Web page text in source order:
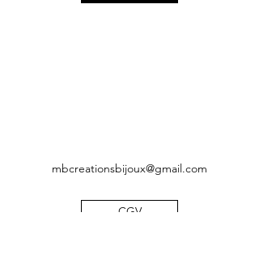
mbcreationsbijoux@gmail.com
CGV